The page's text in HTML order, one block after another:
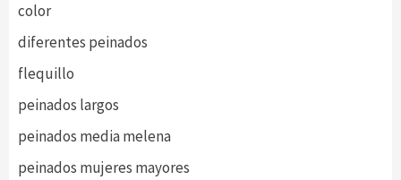
color
diferentes peinados
flequillo
peinados largos
peinados media melena
peinados mujeres mayores